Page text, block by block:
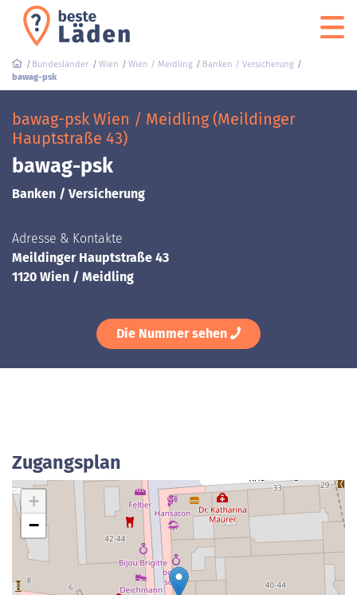
Bundesländer Wien Wien / Meidling
Banken / Versicherung
bawag-psk
bawag-psk Wien / Meidling (Meildinger
Hauptstraße 43)
bawag-psk
Banken / Versicherung
Adresse & Kontakte
Meildinger Hauptstraße 43
1120 Wien / Meidling
Die Nummer sehen
Zugangsplan
+
−